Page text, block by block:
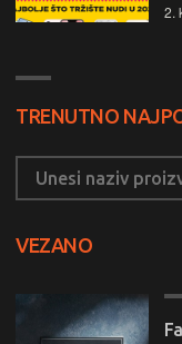
2.
TRENUTNO
VEZANO